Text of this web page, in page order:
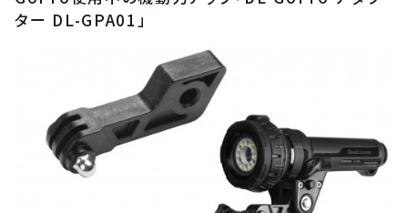
ター DL-GPA01」